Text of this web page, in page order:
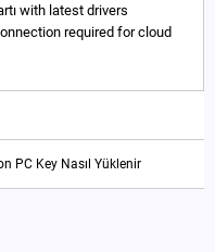
with latest drivers
required for cloud
PC Key Nasıl Yüklenir